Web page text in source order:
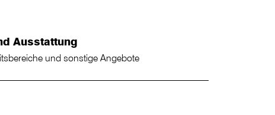
Ausstattung
und sonstige Angebote